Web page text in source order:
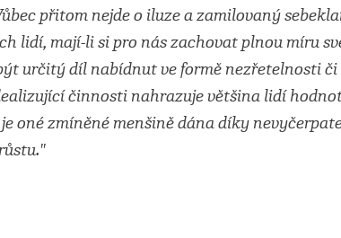
přitom nejde o iluze a zamilovaný
lidí, mají-li si pro nás zachovat plnou míru
určitý díl nabídnut ve formě nezřetelnosti
činnosti nahrazuje většina lidí
oné zmíněné menšině dána díky